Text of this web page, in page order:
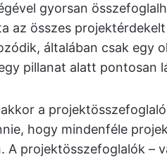
gyorsan
az összes
általában csak egy
pillanat alatt pontosan
a
hogy mindenféle
A projektösszefoglalók –